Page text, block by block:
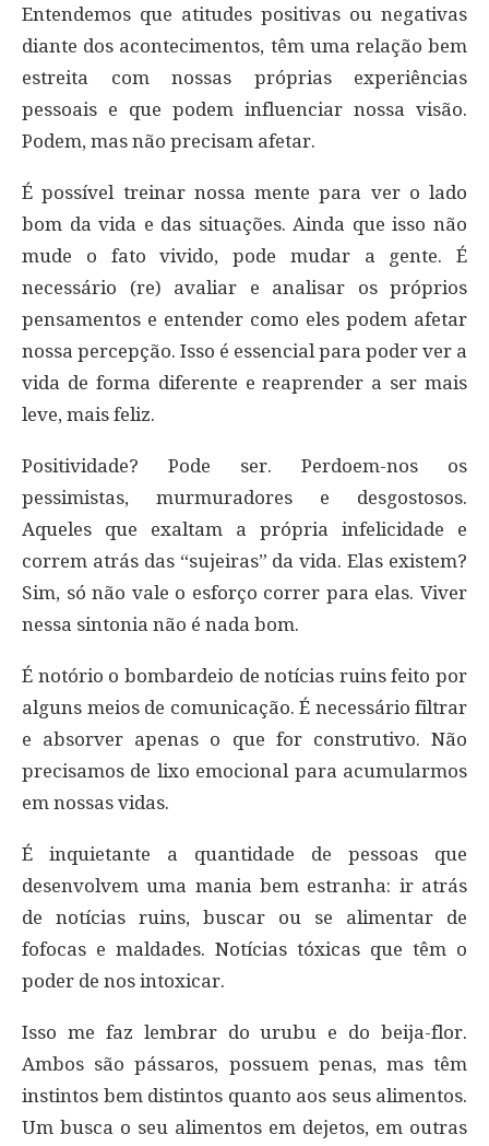
Entendemos que atitudes positivas ou negativas
diante dos acontecimentos, têm uma relação bem
estreita com nossas próprias experiências
pessoais e que podem influenciar nossa visão.
Podem, mas não precisam afetar.
É possível treinar nossa mente para ver o lado
bom da vida e das situações. Ainda que isso não
mude o fato vivido, pode mudar a gente. É
necessário (re) avaliar e analisar os próprios
pensamentos e entender como eles podem afetar
nossa percepção. Isso é essencial para poder ver a
vida de forma diferente e reaprender a ser mais
leve, mais feliz.
Positividade? Pode ser. Perdoem-nos os
pessimistas, murmuradores e desgostosos.
Aqueles que exaltam a própria infelicidade e
correm atrás das “sujeiras” da vida. Elas existem?
Sim, só não vale o esforço correr para elas. Viver
nessa sintonia não é nada bom.
É notório o bombardeio de notícias ruins feito por
alguns meios de comunicação. É necessário filtrar
e absorver apenas o que for construtivo. Não
precisamos de lixo emocional para acumularmos
em nossas vidas.
É inquietante a quantidade de pessoas que
desenvolvem uma mania bem estranha: ir atrás
de notícias ruins, buscar ou se alimentar de
fofocas e maldades. Notícias tóxicas que têm o
poder de nos intoxicar.
Isso me faz lembrar do urubu e do beija-flor.
Ambos são pássaros, possuem penas, mas têm
instintos bem distintos quanto aos seus alimentos.
Um busca o seu alimentos em dejetos, em outras